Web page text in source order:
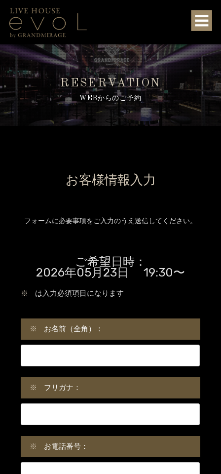
RESERVATION
WEBからのご予約
お客様情報入力
フォームに必要事項をご入力のうえ送信してください。
ご希望日時：
2026年05月23日 19:30〜
※ は入力必須項目になります
※ お名前（全角）：
※ フリガナ：
※ お電話番号：